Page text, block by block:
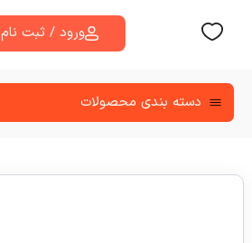
ورود / ثبت نام
دسته‌ بندی محصولات